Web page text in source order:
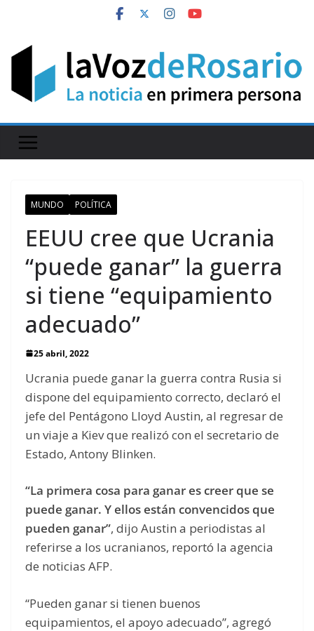
content
MUNDO POLÍTICA
EEUU cree que Ucrania
“puede ganar” la guerra
si tiene “equipamiento
adecuado”
25 abril, 2022
Ucrania puede ganar la guerra contra Rusia si
dispone del equipamiento correcto, declaró el
jefe del Pentágono Lloyd Austin, al regresar de
un viaje a Kiev que realizó con el secretario de
Estado, Antony Blinken.
“La primera cosa para ganar es creer que se
puede ganar. Y ellos están convencidos que
pueden ganar”, dijo Austin a periodistas al
referirse a los ucranianos, reportó la agencia
de noticias AFP.
“Pueden ganar si tienen buenos
equipamientos, el apoyo adecuado”, agregó